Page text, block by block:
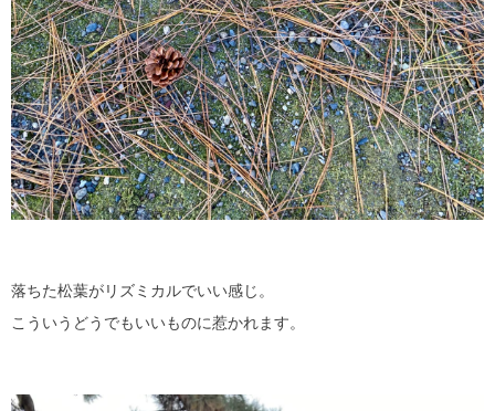
落ちた松葉がリズミカルでいい感じ。
こういうどうでもいいものに惹かれます。